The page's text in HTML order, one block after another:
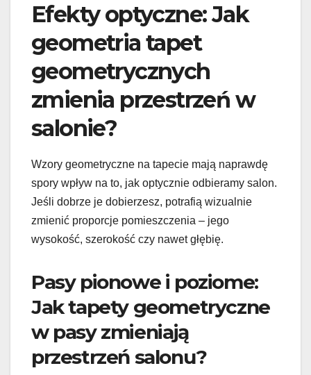
Efekty optyczne: Jak
geometria tapet
geometrycznych
zmienia przestrzeń w
salonie?
Wzory geometryczne na tapecie mają naprawdę
spory wpływ na to, jak optycznie odbieramy salon.
Jeśli dobrze je dobierzesz, potrafią wizualnie
zmienić proporcje pomieszczenia – jego
wysokość, szerokość czy nawet głębię.
Pasy pionowe i poziome:
Jak tapety geometryczne
w pasy zmieniają
przestrzeń salonu?